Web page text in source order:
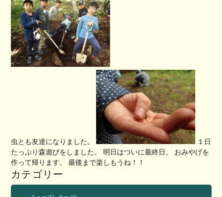
虫とも友達になりました。
１日
たっぷり森遊びをしました。 明日はついに最終日。 おみやげを
作って帰ります。 最後まで楽しもうね！！
カテゴリー